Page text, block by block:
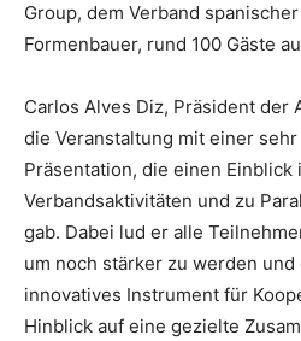
Group, dem Verband
Formenbauer, rund 100 Gäste
Carlos Alves Diz, Präsident der
die Veranstaltung mit einer
Präsentation, die einen Einblick
Verbandsaktivitäten und zu
gab. Dabei lud er alle
um noch stärker zu werden und
innovatives Instrument für
Hinblick auf eine gezielte